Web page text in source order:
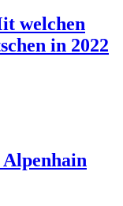
welchen
in 2022
Alpenhain